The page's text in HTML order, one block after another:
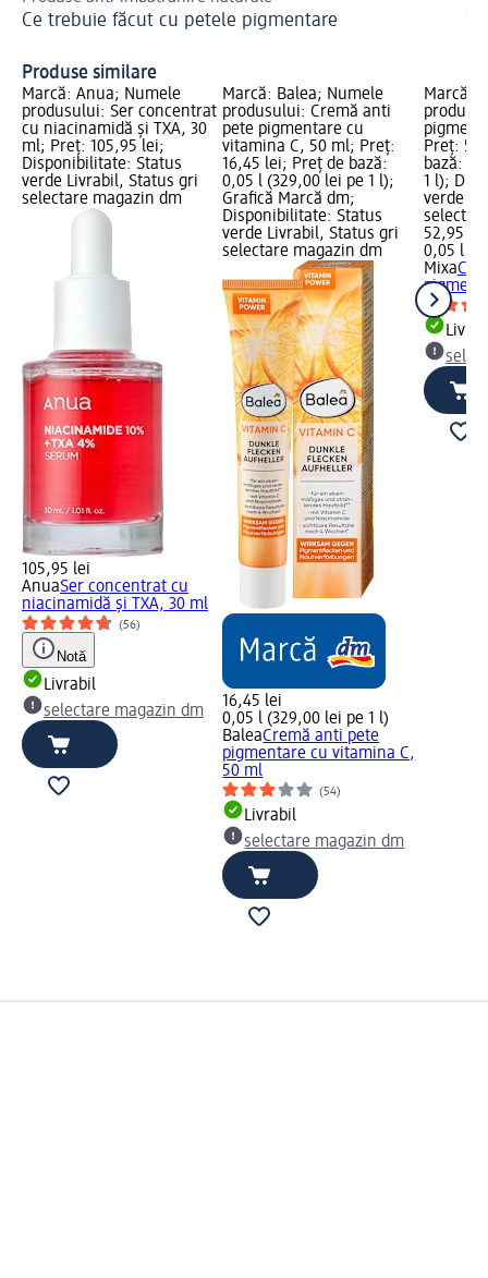
Ce trebuie făcut cu petele pigmentare
Produse similare
Marcă: Anua; Numele
produsului: Ser concentrat
cu niacinamidă și TXA, 30
ml; Preț: 105,95 lei;
Disponibilitate: Status
verde Livrabil, Status gri
selectare magazin dm
105,95 lei
AnuaSer concentrat cu
niacinamidă și TXA, 30 ml
(56)
Notă
Livrabil
selectare magazin dm
Marcă: Balea; Numele
produsului: Cremă anti
pete pigmentare cu
vitamina C, 50 ml; Preț:
16,45 lei; Preț de bază:
0,05 l (329,00 lei pe 1 l);
Grafică Marcă dm;
Disponibilitate: Status
verde Livrabil, Status gri
selectare magazin dm
16,45 lei
0,05 l (329,00 lei pe 1 l)
BaleaCremă anti pete
pigmentare cu vitamina C,
50 ml
(54)
Livrabil
selectare magazin dm
Marcă:
Preț:
bază:
1 l);
verde
52,95 lei
0,05 l
Mixa